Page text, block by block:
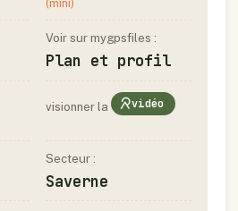
(mini)
Voir sur mygpsfiles :
Plan et profil
visionner la vidéo
Secteur :
Saverne